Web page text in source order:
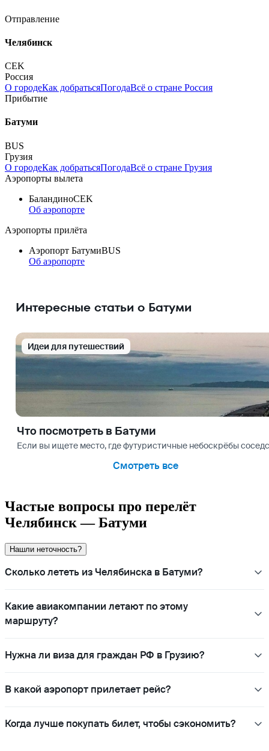
Отправление
Челябинск
CEK
Россия
О городеКак добратьсяПогодаВсё о стране Россия
Прибытие
Батуми
BUS
Грузия
О городеКак добратьсяПогодаВсё о стране Грузия
Аэропорты вылета
БаландиноCEK
Об аэропорте
Аэропорты прилёта
Аэропорт БатумиBUS
Об аэропорте
Интересные статьи о Батуми
Идеи для путешествий
Что посмотреть в Батуми
Если вы ищете место, где футуристичные небоскрёбы
Смотреть все
Частые вопросы про перелёт
Челябинск — Батуми
Нашли неточность?
Сколько лететь из Челябинска в Батуми?
Какие авиакомпании летают по этому
маршруту?
Нужна ли виза для граждан РФ в Грузию?
В какой аэропорт прилетает рейс?
Когда лучше покупать билет, чтобы сэкономить?